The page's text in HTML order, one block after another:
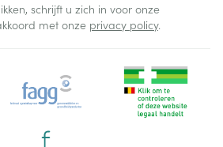
schrijft u zich in voor onze
met onze privacy policy.